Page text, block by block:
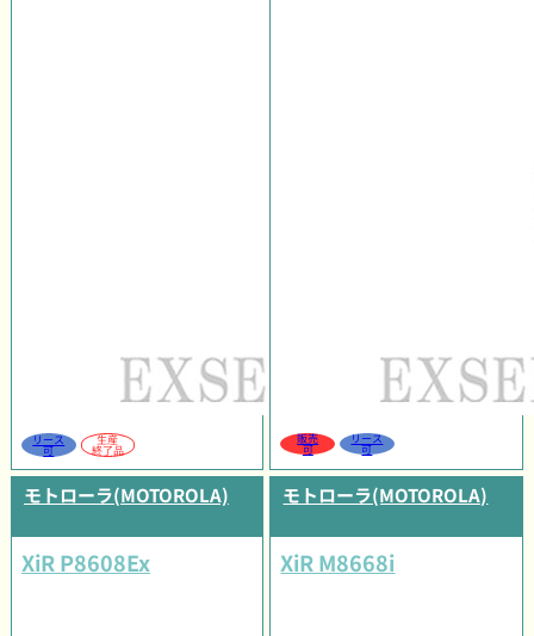
リース
可
生産
終了品
販売
可
リース
可
モトローラ(MOTOROLA)
XiR P8608Ex
モトローラ(MOTOROLA)
XiR M8668i